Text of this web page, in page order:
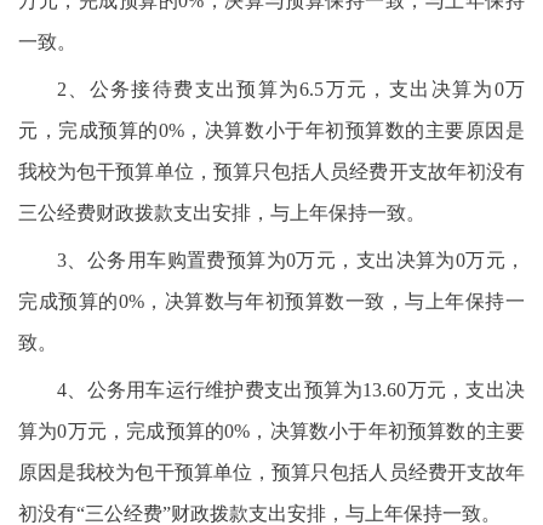
一致。
2、公务接待费支出预算为6.5万元，支出决算为0万
元，完成预算的0%，决算数小于年初预算数的主要原因是
我校为包干预算单位，预算只包括人员经费开支故年初没有
三公经费财政拨款支出安排，与上年保持一致。
3、公务用车购置费预算为0万元，支出决算为0万元，
完成预算的0%，决算数与年初预算数一致，与上年保持一
致。
4、公务用车运行维护费支出预算为13.60万元，支出决
算为0万元，完成预算的0%，决算数小于年初预算数的主要
原因是我校为包干预算单位，预算只包括人员经费开支故年
初没有“三公经费”财政拨款支出安排，与上年保持一致。